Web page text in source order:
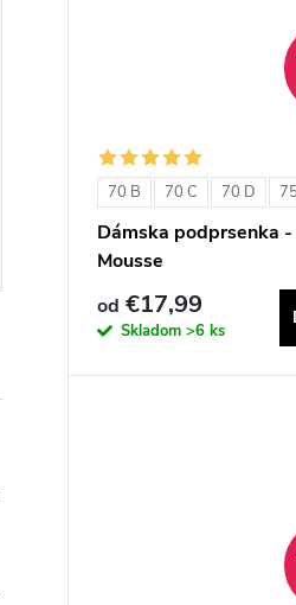
70 B 70 C 70 D
Dámska podprsenka
Mousse
od €17,99
Skladom >6 ks